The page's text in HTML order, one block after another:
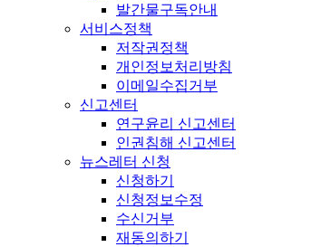
발간물구독안내
서비스정책
저작권정책
개인정보처리방침
이메일수집거부
신고센터
연구윤리 신고센터
인권침해 신고센터
뉴스레터 신청
신청하기
신청정보수정
수신거부
재동의하기